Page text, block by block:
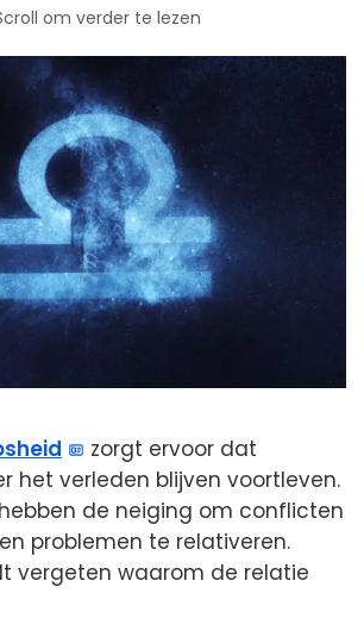
om verder te lezen
zorgt ervoor dat
het verleden blijven voortleven.
de neiging om conflicten
problemen te relativeren.
vergeten waarom de relatie